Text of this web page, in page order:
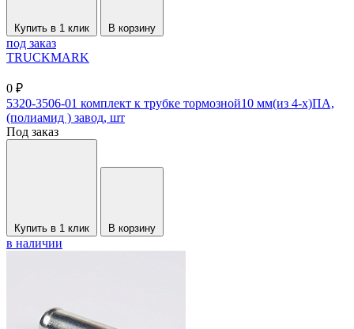
Купить в 1 клик В корзину
под заказ
TRUCKMARK
0 ₽
5320-3506-01 комплект к трубке тормозной10 мм(из 4-х)ПА,
(полиамид ) завод, шт
Под заказ
Купить в 1 клик В корзину
в наличии